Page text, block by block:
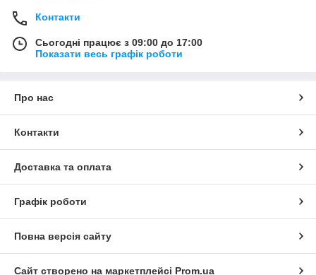
Контакти
Сьогодні працює з 09:00 до 17:00
Показати весь графік роботи
Про нас
Контакти
Доставка та оплата
Графік роботи
Повна версія сайту
Сайт створено на маркетплейсі Prom.ua